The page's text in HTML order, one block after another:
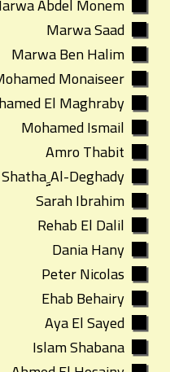
Marwa Saad
Marwa Ben Halim
Monaiseer
El Maghraby
Mohamed Ismail
Amro Thabit
Shatha ِِِِِAl-Deghady
Sarah Ibrahim
Rehab El Dalil
Dania Hany
Peter Nicolas
Ehab Behairy
Aya El Sayed
Islam Shabana